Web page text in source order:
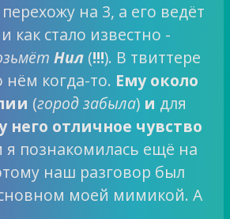
на 3, а его ведёт
как стало известно -
Нил (!!!). В твиттере
нём когда-то. Ему около
(город забыла) и для
него отличное чувство
я познакомилась ещё на
наш разговор был
моей мимикой. А